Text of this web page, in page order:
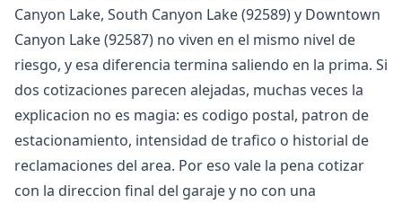
Canyon Lake, South Canyon Lake (92589) y Downtown
Canyon Lake (92587) no viven en el mismo nivel de
riesgo, y esa diferencia termina saliendo en la prima. Si
dos cotizaciones parecen alejadas, muchas veces la
explicacion no es magia: es codigo postal, patron de
estacionamiento, intensidad de trafico o historial de
reclamaciones del area. Por eso vale la pena cotizar
con la direccion final del garaje y no con una